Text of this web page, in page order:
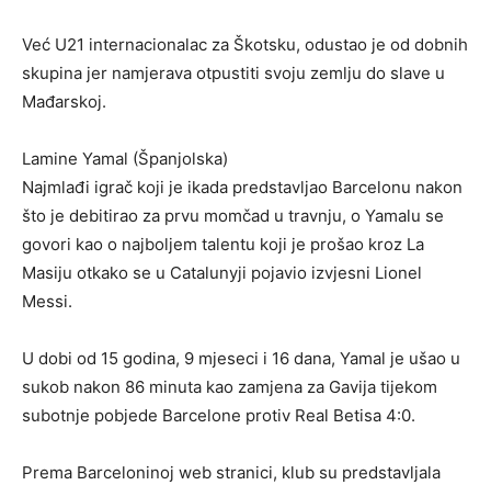
Već U21 internacionalac za Škotsku, odustao je od dobnih
skupina jer namjerava otpustiti svoju zemlju do slave u
Mađarskoj.
Lamine Yamal (Španjolska)
Najmlađi igrač koji je ikada predstavljao Barcelonu nakon
što je debitirao za prvu momčad u travnju, o Yamalu se
govori kao o najboljem talentu koji je prošao kroz La
Masiju otkako se u Catalunyji pojavio izvjesni Lionel
Messi.
U dobi od 15 godina, 9 mjeseci i 16 dana, Yamal je ušao u
sukob nakon 86 minuta kao zamjena za Gavija tijekom
subotnje pobjede Barcelone protiv Real Betisa 4:0.
Prema Barceloninoj web stranici, klub su predstavljala